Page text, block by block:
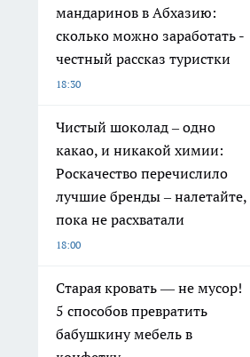
мандаринов в Абхазию:
сколько можно заработать -
честный рассказ туристки
18:30
Чистый шоколад – одно
какао, и никакой химии:
Роскачество перечислило
лучшие бренды – налетайте,
пока не расхватали
18:00
Старая кровать — не мусор!
5 способов превратить
бабушкину мебель в